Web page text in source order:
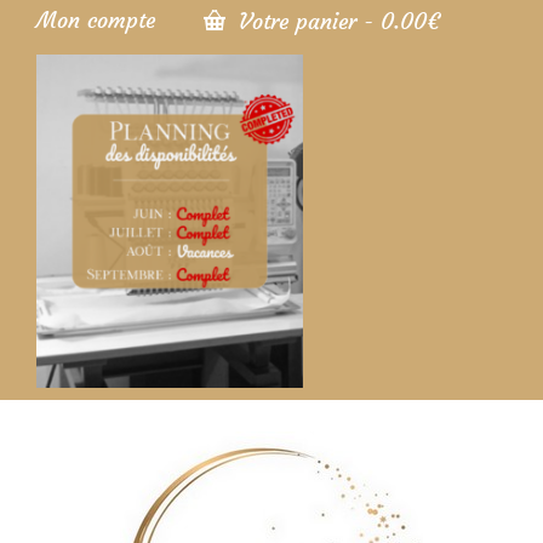
Mon compte Votre panier - 0.00€